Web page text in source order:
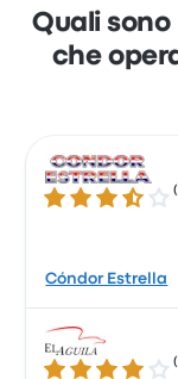
Quali
che
3.7 su 5 stelle
Cóndor Estrella
4.0 su 5 stelle